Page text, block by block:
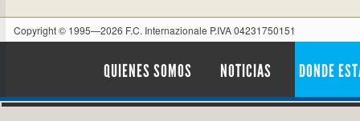
Copyright © 1995—2026 F.C. Internazionale P.IVA 04231750151
QUIENES SOMOS NOTICIAS DONDE